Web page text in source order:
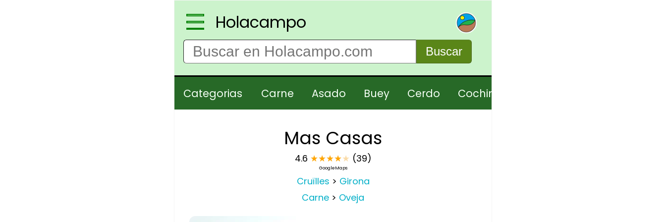
Holacampo
Buscar
Categorias Carne Asado Buey Cerdo Cochinillo
Mas Casas
4.6 ★★★★★ (39)
GoogleMaps
Cruïlles > Girona
Carne > Oveja